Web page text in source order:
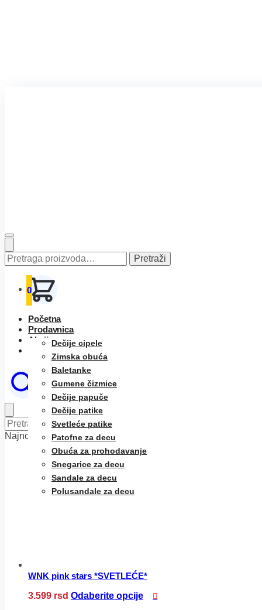
Pretraga
za:
Pretraži
0
Početna
Prodavnica
Dečije cipele
Zimska obuća
Baletanke
Gumene čizmice
Dečije papuče
Dečije patike
Svetleće patike
Patofne za decu
Obuća za prohodavanje
Snegarice za decu
Sandale za decu
Polusandale za decu
Akcija
O nama
Pretraga
za:
Najnoviji proizvodi
WNK pink stars *SVETLEĆE*
3.599 rsd Odaberite opcije